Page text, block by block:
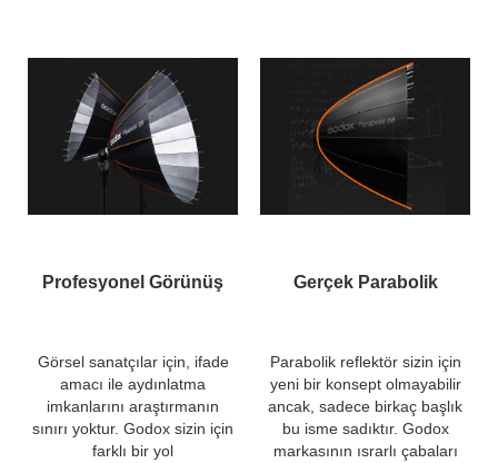
Profesyonel Görünüş
Görsel sanatçılar için, ifade
amacı ile aydınlatma
imkanlarını araştırmanın
sınırı yoktur. Godox sizin için
farklı bir yol
Gerçek Parabolik
Parabolik reflektör sizin için
yeni bir konsept olmayabilir
ancak, sadece birkaç başlık
bu isme sadıktır. Godox
markasının ısrarlı çabaları